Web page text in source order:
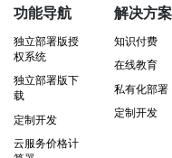
功能导航
独立部署版授
权系统
独立部署版下
载
定制开发
云服务价格计
解决方案
知识付费
在线教育
私有化部署
定制开发